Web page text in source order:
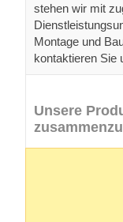
stehen wir mit
Montage und
kontaktieren Sie
Unsere